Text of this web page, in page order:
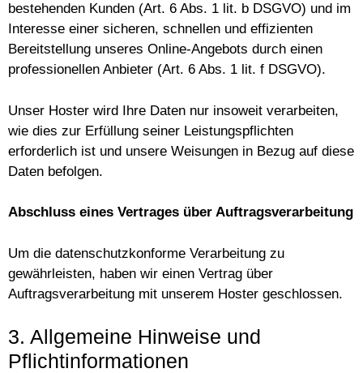
bestehenden Kunden (Art. 6 Abs. 1 lit. b DSGVO) und im
Interesse einer sicheren, schnellen und effizienten
Bereitstellung unseres Online-Angebots durch einen
professionellen Anbieter (Art. 6 Abs. 1 lit. f DSGVO).
Unser Hoster wird Ihre Daten nur insoweit verarbeiten,
wie dies zur Erfüllung seiner Leistungspflichten
erforderlich ist und unsere Weisungen in Bezug auf diese
Daten befolgen.
Abschluss eines Vertrages über Auftragsverarbeitung
Um die datenschutzkonforme Verarbeitung zu
gewährleisten, haben wir einen Vertrag über
Auftragsverarbeitung mit unserem Hoster geschlossen.
3. Allgemeine Hinweise und
Pflichtinformationen